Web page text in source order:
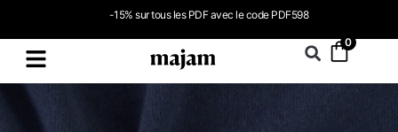
-15% sur tous les PDF avec le code PDF598
0